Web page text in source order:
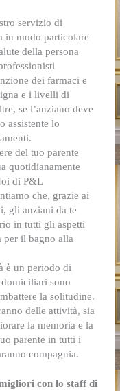
servizio di
in modo particolare
della persona
dei farmaci e
e i livelli di
se l’anziano deve
assistente lo
del tuo parente
quotidianamente
di P&L
che, grazie ai
gli anziani da te
in tutti gli aspetti
per il bagno alla
è un periodo di
sono
la solitudine.
delle attività, sia
la memoria e la
parente in tutti i
compagnia.
con lo staff di